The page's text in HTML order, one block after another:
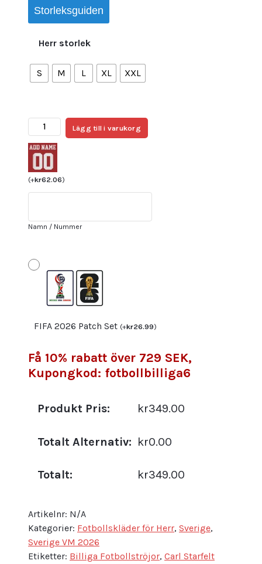
Storleksguiden
Herr storlek
S M L XL XXL
Sverige
Matchtröja
VM
2026
Carl
Starfelt
–
mängd
Lägg till i varukorg
(+kr62.06)
Namn / Nummer
FIFA 2026 Patch Set (+kr26.99)
Få 10% rabatt över 729 SEK,
Kupongkod: fotbollbilliga6
Produkt Pris: kr349.00
Totalt Alternativ: kr0.00
Totalt: kr349.00
Artikelnr: N/A
Kategorier: Fotbollskläder för Herr, Sverige,
Sverige VM 2026
Etiketter: Billiga Fotbollströjor, Carl Starfelt